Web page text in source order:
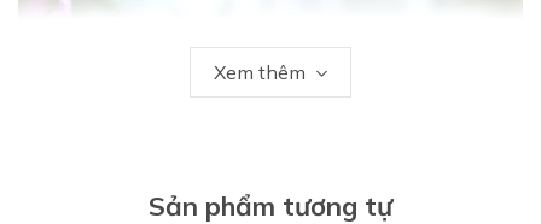
Xem thêm
Sản phẩm tương tự